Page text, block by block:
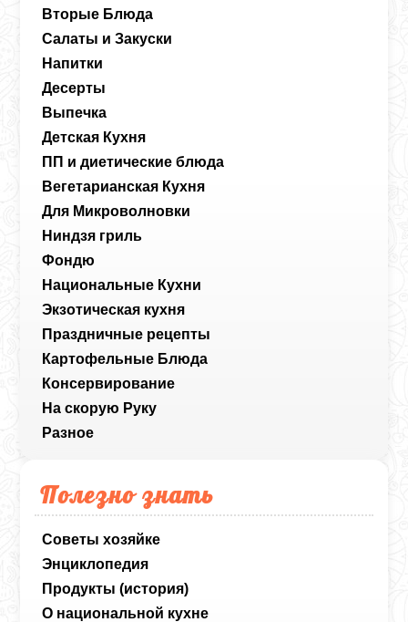
Вторые Блюда
Салаты и Закуски
Напитки
Десерты
Выпечка
Детская Кухня
ПП и диетические блюда
Вегетарианская Кухня
Для Микроволновки
Ниндзя гриль
Фондю
Национальные Кухни
Экзотическая кухня
Праздничные рецепты
Картофельные Блюда
Консервирование
На скорую Руку
Разное
Полезно знать
Советы хозяйке
Энциклопедия
Продукты (история)
О национальной кухне